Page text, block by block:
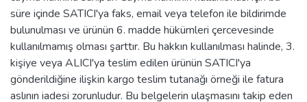
süre içinde SATICI'ya faks, email veya telefon ile bildirimde
bulunulması ve ürünün 6. madde hükümleri çercevesinde
kullanılmamış olması şarttır. Bu hakkın kullanılması halinde, 3.
kişiye veya ALICI'ya teslim edilen ürünün SATICI'ya
gönderildiğine ilişkin kargo teslim tutanağı örneği ile fatura
aslının iadesi zorunludur. Bu belgelerin ulaşmasını takip eden